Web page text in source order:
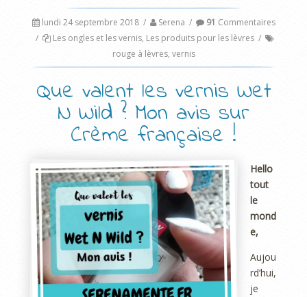
lundi 24 septembre 2018 / Serena / 91 Commentaires
/
Les ongles et les vernis, Les produits pour les lèvres /
rouge à lèvres, vernis
Que valent les vernis Wet
N Wild ? Mon avis sur
Crème française !
Hello
tout
le
mond
e,
Aujou
rd’hui,
je